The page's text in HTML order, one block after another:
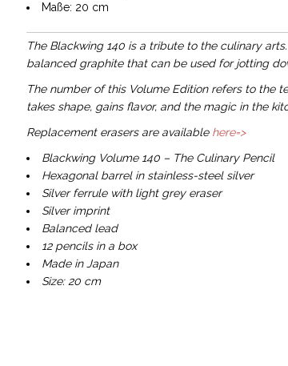
Maße: 20 cm
The Blackwing 140 is a tribute to the culinary
balanced graphite that can be used for jotting
The number of this Volume Edition refers to the
takes shape, gains flavor, and the magic in the
Replacement erasers are available here=>
Blackwing Volume 140 – The Culinary Pencil
Hexagonal barrel in stainless-steel silver
Silver ferrule with light grey eraser
Silver imprint
Balanced lead
12 pencils in a box
Made in Japan
Size: 20 cm